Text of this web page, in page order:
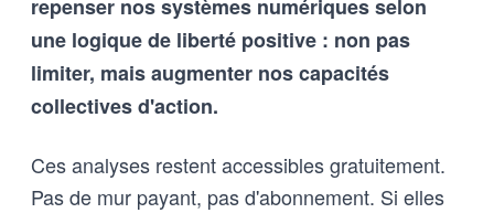
repenser nos systèmes numériques selon
une logique de liberté positive : non pas
limiter, mais augmenter nos capacités
collectives d'action.
Ces analyses restent accessibles gratuitement.
Pas de mur payant, pas d'abonnement. Si elles